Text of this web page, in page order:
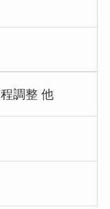
調整 他